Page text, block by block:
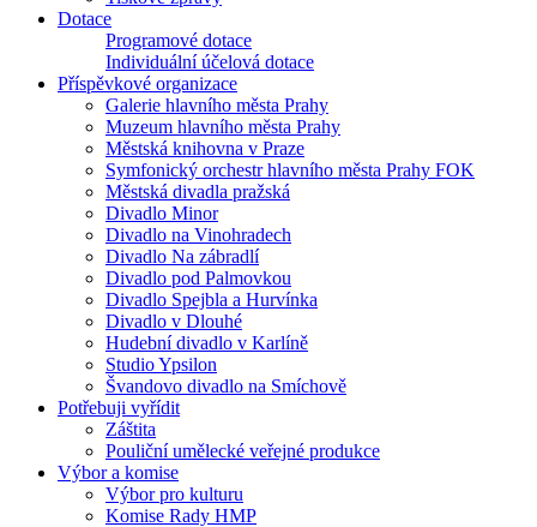
Dotace
Programové dotace
Individuální účelová dotace
Příspěvkové organizace
Galerie hlavního města Prahy
Muzeum hlavního města Prahy
Městská knihovna v Praze
Symfonický orchestr hlavního města Prahy FOK
Městská divadla pražská
Divadlo Minor
Divadlo na Vinohradech
Divadlo Na zábradlí
Divadlo pod Palmovkou
Divadlo Spejbla a Hurvínka
Divadlo v Dlouhé
Hudební divadlo v Karlíně
Studio Ypsilon
Švandovo divadlo na Smíchově
Potřebuji vyřídit
Záštita
Pouliční umělecké veřejné produkce
Výbor a komise
Výbor pro kulturu
Komise Rady HMP